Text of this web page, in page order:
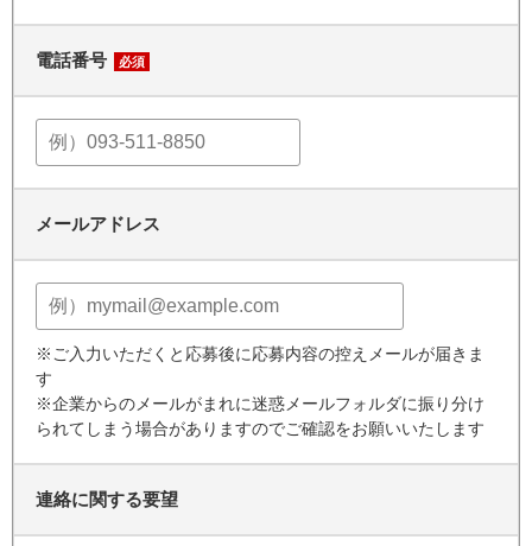
電話番号 必須
メールアドレス
※ご入力いただくと応募後に応募内容の控えメールが届きま
す
※企業からのメールがまれに迷惑メールフォルダに振り分け
られてしまう場合がありますのでご確認をお願いいたします
連絡に関する要望